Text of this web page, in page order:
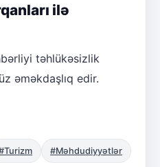
ilə
təhlükəsizlik
əməkdaşlıq edir.
#Məhdudiyyətlər